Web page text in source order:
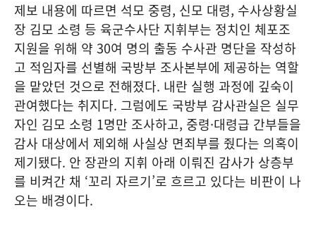
제보 내용에 따르면 석모 중령, 신모 대령, 수사상황실
장 김모 소령 등 육군수사단 지휘부는 정치인 체포조
지원을 위해 약 30여 명의 출동 수사관 명단을 작성하
고 적임자를 선별해 국방부 조사본부에 제공하는 역할
을 맡았던 것으로 전해졌다. 내란 실행 과정에 깊숙이
관여했다는 취지다. 그럼에도 국방부 감사관실은 실무
자인 김모 소령 1명만 조사하고, 중령·대령급 간부들을
감사 대상에서 제외해 사실상 면죄부를 줬다는 의혹이
제기됐다. 안 장관의 지휘 아래 이뤄진 감사가 상층부
를 비켜간 채 ‘꼬리 자르기’로 흐르고 있다는 비판이 나
오는 배경이다.